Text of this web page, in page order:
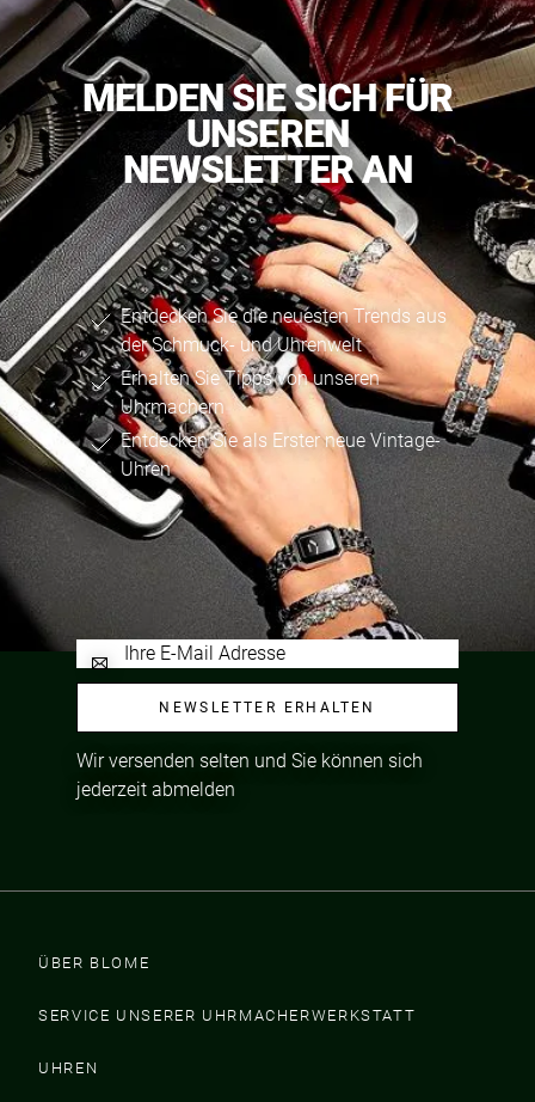
MELDEN SIE SICH FÜR
UNSEREN
NEWSLETTER AN
Entdecken Sie die neuesten Trends aus
der Schmuck- und Uhrenwelt
Erhalten Sie Tipps von unseren
Uhrmachern
Entdecken Sie als Erster neue Vintage-
Uhren
NEWSLETTER ERHALTEN
Wir versenden selten und Sie können sich
jederzeit abmelden
ÜBER BLOME
SERVICE UNSERER UHRMACHERWERKSTATT
UHREN